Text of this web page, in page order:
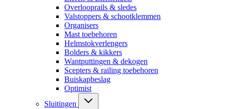
Overlooprails & sledes
Valstoppers & schootklemmen
Organisers
Mast toebehoren
Helmstokverlengers
Bolders & kikkers
Wantputtingen & dekogen
Scepters & railing toebehoren
Buiskapbeslag
Optimist
Sluitingen